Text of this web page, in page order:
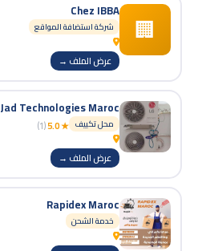
🏢
Chez IBBA
شركة استضافة المواقع
عرض الملف →
Jad Technologies Maroc
محل تكييف ★ 5.0
(1)
عرض الملف →
Rapidex Maroc
خدمة الشحن